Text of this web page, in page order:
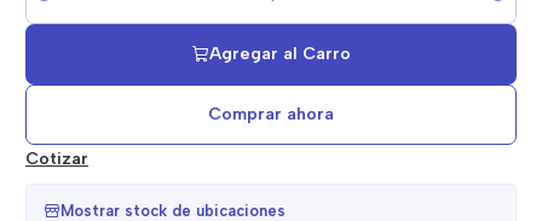
Cantidad
Agregar al Carro
Comprar ahora
Cotizar
Mostrar stock de ubicaciones